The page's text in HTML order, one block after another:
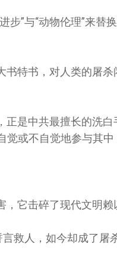
步”与“动物伦理”来替
书特书，对人类的屠杀
正是中共最擅长的洗白
觉或不自觉地参与其中
，它击碎了现代文明
救人，如今却成了屠